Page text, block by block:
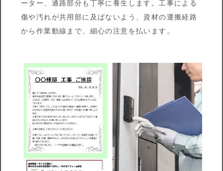
ーター、通路部分も丁寧に養生します。工事による
傷や汚れが共用部に及ばないよう、資材の運搬経路
から作業動線まで、細心の注意を払います。